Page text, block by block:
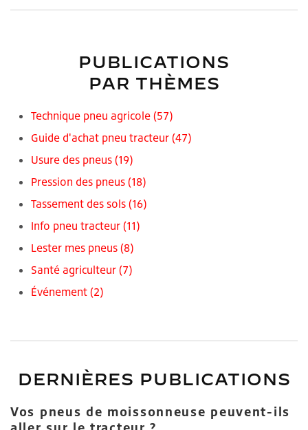
PUBLICATIONS
PAR THÈMES
Technique pneu agricole (57)
Guide d'achat pneu tracteur (47)
Usure des pneus (19)
Pression des pneus (18)
Tassement des sols (16)
Info pneu tracteur (11)
Lester mes pneus (8)
Santé agriculteur (7)
Événement (2)
DERNIÈRES PUBLICATIONS
Vos pneus de moissonneuse peuvent-ils